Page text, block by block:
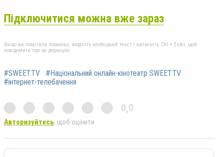
Підключитися можна вже зараз
Якщо ви помітили помилку, виділіть необхідний текст і натисніть Ctrl + Enter, щоб
повідомити про це редакцію
#SWEET.TV
#Національний онлайн-кінотеатр SWEET.TV
#інтернет-телебачення
0,0
Авторизуйтесь, щоб оцінити